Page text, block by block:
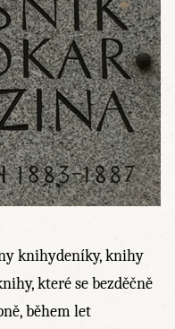
knihydeníky, knihy
které se bezděčně
během let